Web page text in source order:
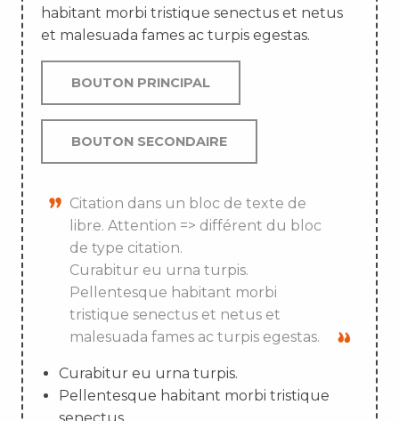
habitant morbi tristique senectus et netus
et malesuada fames ac turpis egestas.
BOUTON PRINCIPAL
BOUTON SECONDAIRE
Citation dans un bloc de texte de
libre. Attention => différent du bloc
de type citation.
Curabitur eu urna turpis.
Pellentesque habitant morbi
tristique senectus et netus et
malesuada fames ac turpis egestas.
Curabitur eu urna turpis.
Pellentesque habitant morbi tristique